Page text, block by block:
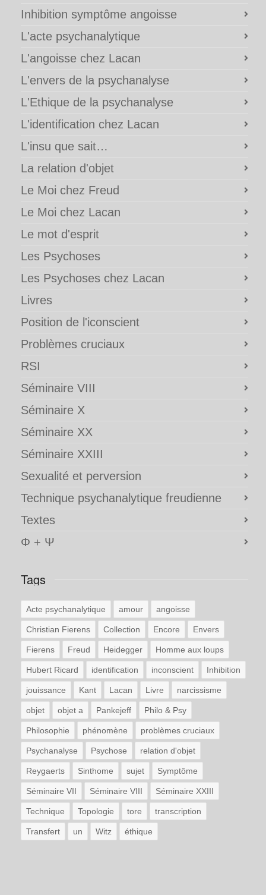
Inhibition symptôme angoisse
L'acte psychanalytique
L'angoisse chez Lacan
L'envers de la psychanalyse
L'Ethique de la psychanalyse
L'identification chez Lacan
L'insu que sait…
La relation d'objet
Le Moi chez Freud
Le Moi chez Lacan
Le mot d'esprit
Les Psychoses
Les Psychoses chez Lacan
Livres
Position de l'iconscient
Problèmes cruciaux
RSI
Séminaire VIII
Séminaire X
Séminaire XX
Séminaire XXIII
Sexualité et perversion
Technique psychanalytique freudienne
Textes
Φ + Ψ
Tags
Acte psychanalytique amour angoisse
Christian Fierens Collection Encore Envers
Fierens Freud Heidegger Homme aux loups
Hubert Ricard identification inconscient Inhibition
jouissance Kant Lacan Livre narcissisme
objet objet a Pankejeff Philo & Psy
Philosophie phénomène problèmes cruciaux
Psychanalyse Psychose relation d'objet
Reygaerts Sinthome sujet Symptôme
Séminaire VII Séminaire VIII Séminaire XXIII
Technique Topologie tore transcription
Transfert un Witz éthique